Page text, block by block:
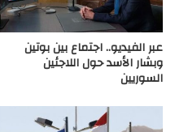
عبر الفيديو.. اجتماع بين بوتين
وبشار الأسد حول اللاجئين
السوريين